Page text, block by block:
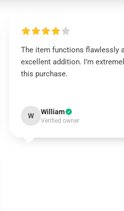
The item functions flawlessly
excellent addition. I’m
this purchase.
W William
Verified owner